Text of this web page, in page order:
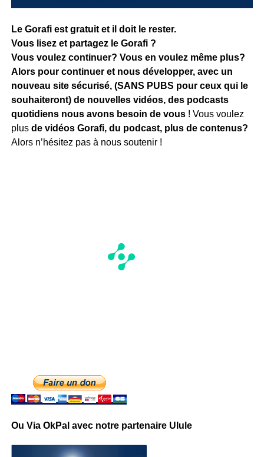
Le Gorafi est gratuit et il doit le rester.
Vous lisez et partagez le Gorafi ?
Vous voulez continuer? Vous en voulez même plus?
Alors pour continuer et nous développer, avec un
nouveau site sécurisé, (SANS PUBS pour ceux qui le
souhaiteront) de nouvelles vidéos, des podcasts
quotidiens nous avons besoin de vous ! Vous voulez
plus de vidéos Gorafi, du podcast, plus de contenus?
Alors n’hésitez pas à nous soutenir !
Ou Via OkPal avec notre partenaire Ulule